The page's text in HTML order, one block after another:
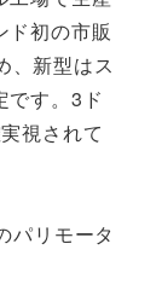
ド初の市販
、新型はス
です。3ド
視されて
パリモータ